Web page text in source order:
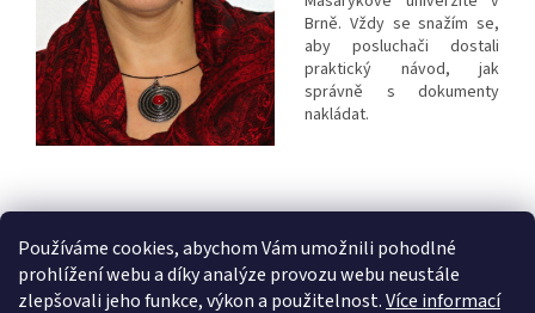
Používáme cookies, abychom Vám umožnili pohodlné
prohlížení webu a díky analýze provozu webu neustále
zlepšovali jeho funkce, výkon a použitelnost.Více informací
Brně. Vždy se snažím se,
aby posluchači dostali
praktický návod, jak
správně s dokumenty
nakládat.